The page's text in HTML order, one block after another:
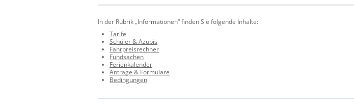
In der Rubrik „Informationen“ finden Sie folgende Inhalte:
Tarife
Schüler & Azubis
Fahrpreisrechner
Fundsachen
Ferienkalender
Anträge & Formulare
Bedingungen